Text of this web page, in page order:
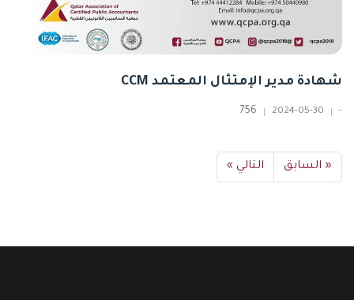
شهادة مدير الإمتثال المعتمد CCM
-
2024-05-30
756
« السابق التالي »